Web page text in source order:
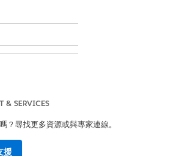
& SERVICES
？尋找更多資源或與專家連線。
援